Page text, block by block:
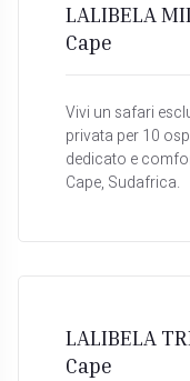
LALIBELA
Cape
Vivi un safari
privata per 10
dedicato e
Cape, Sudafrica.
LALIBELA
Cape